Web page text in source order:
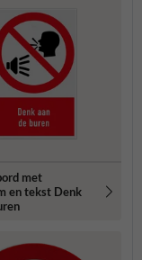
met
en tekst Denk